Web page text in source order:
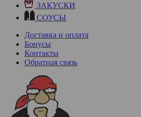
ЗАКУСКИ
СОУСЫ
Доставка и оплата
Бонусы
Контакты
Обратная связь